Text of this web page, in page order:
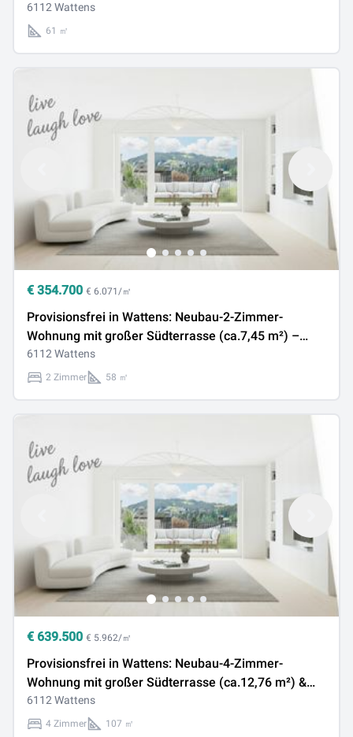
& Solaranlage
6112 Wattens
61 ㎡
€ 354.700 € 6.071/㎡
Provisionsfrei in Wattens: Neubau-2-Zimmer-
Wohnung mit großer Südterrasse (ca.7,45 m²) –
Fernwärme & Solaranlage
6112 Wattens
2 Zimmer 58 ㎡
€ 639.500 € 5.962/㎡
Provisionsfrei in Wattens: Neubau-4-Zimmer-
Wohnung mit großer Südterrasse (ca.12,76 m²) &
Nordostbalkon (ca. 5,27 m²) – Fernwärme &
Solaranlage
6112 Wattens
4 Zimmer 107 ㎡